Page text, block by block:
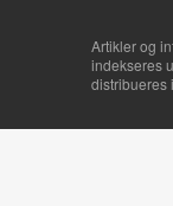
Artikler og
indekseres
distribueres